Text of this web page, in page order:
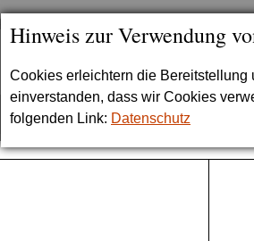
Hinweis zur Verwendung
Cookies erleichtern die Bereitstellung
einverstanden, dass wir Cookies
folgenden Link: Datenschutz